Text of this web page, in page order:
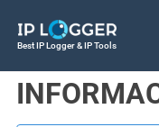
Best IP Logger & IP Tools